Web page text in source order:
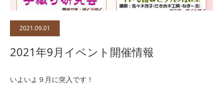
2021.09.01
2021年9月イベント開催情報
いよいよ９月に突入です！